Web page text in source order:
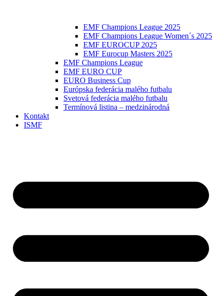
EMF Champions League 2025
EMF Champions League Women´s 2025
EMF EUROCUP 2025
EMF Eurocup Masters 2025
EMF Champions League
EMF EURO CUP
EURO Business Cup
Európska federácia malého futbalu
Svetová federácia malého futbalu
Termínová listina – medzinárodná
Kontakt
ISMF